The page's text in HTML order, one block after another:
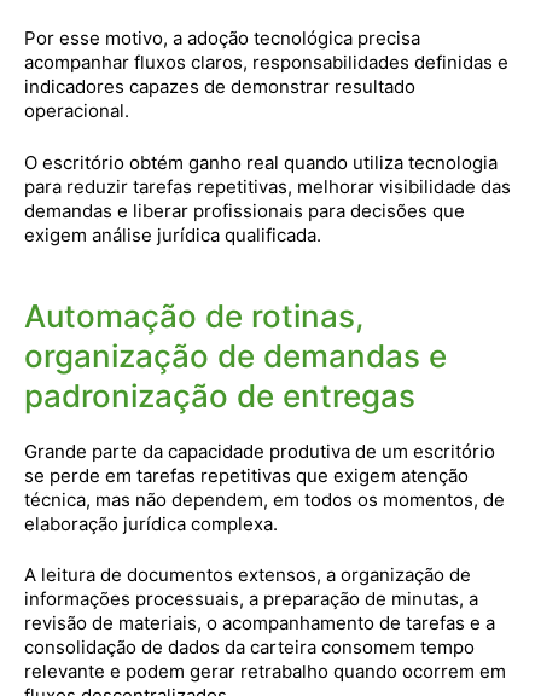
Por esse motivo, a adoção tecnológica precisa
acompanhar fluxos claros, responsabilidades definidas e
indicadores capazes de demonstrar resultado
operacional.
O escritório obtém ganho real quando utiliza tecnologia
para reduzir tarefas repetitivas, melhorar visibilidade das
demandas e liberar profissionais para decisões que
exigem análise jurídica qualificada.
Automação de rotinas,
organização de demandas e
padronização de entregas
Grande parte da capacidade produtiva de um escritório
se perde em tarefas repetitivas que exigem atenção
técnica, mas não dependem, em todos os momentos, de
elaboração jurídica complexa.
A leitura de documentos extensos, a organização de
informações processuais, a preparação de minutas, a
revisão de materiais, o acompanhamento de tarefas e a
consolidação de dados da carteira consomem tempo
relevante e podem gerar retrabalho quando ocorrem em